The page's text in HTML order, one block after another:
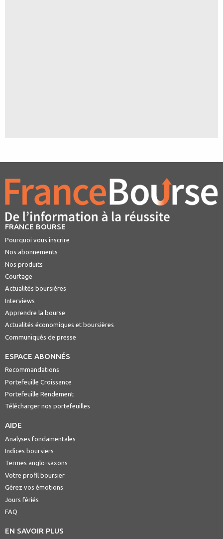
FRANCE BOURSE
Pourquoi vous inscrire
Nos abonnements
Nos produits
Courtage
Actualités boursières
Interviews
Apprendre la bourse
Actualités économiques et boursières
Communiqués de presse
ESPACE ABONNÉS
Recommandations
Portefeuille Croissance
Portefeuille Rendement
Télécharger nos portefeuilles
AIDE
Analyses fondamentales
Indices boursiers
Termes anglo-saxons
Votre profil boursier
Gérez vos émotions
Jours fériés
FAQ
EN SAVOIR PLUS